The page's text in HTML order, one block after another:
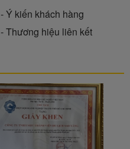
- Ý kiến khách hàng
- Thương hiệu liên kết